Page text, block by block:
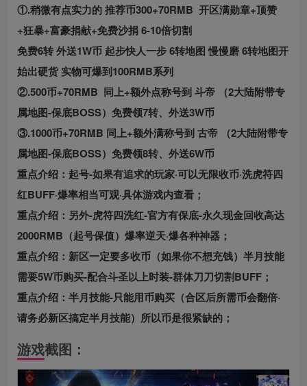
①.稍微有点实力的 推荐币300+70RMB 开区满勋章+顶赞
+狂暴+富豪捐献+免费沙捐 6-10倍切割
免费6转 外送1W币 起步快人一步 6转地图 慢慢磨 6转地图开
始出硬货 实物可爆到100RMB系列
②.500币+70RMB 同上+额外点称号到 斗帝 （2大陆附带专
属地图-保底BOSS）免费领7转、外送3W币
③.1000币+70RMB 同上+额外满称号到 古帝 （2大陆附带专
属地图-保底BOSS）免费领8转、外送6W币
重点介绍：起号-如果有追求的玩家·可以无限收币·洗虎符四
红BUFF·爆率相当可观·具体游戏内查看；
重点介绍：另外-虎符四洗红-官方有保底-永久现金回收高达
2000RMB（起号保值）爆率逆天·爆各种神器；
重点介绍：新区一定要多收币（如果你不想充钱）半月技能
需要5W币购买-配合斗圣以上时装-群体刀刀切割BUFF；
重点介绍：半月技能-只能用币购买（合区后所需币会翻倍·
请务必新区搞定半月技能）所以币是很紧缺的；
游戏截图：